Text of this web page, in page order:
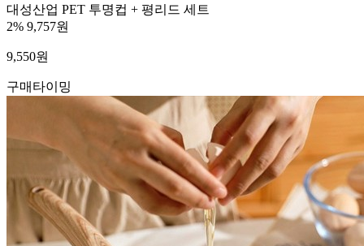
대성산업 PET 투명컵 + 평리드 세트
2% 9,757원
9,550원
구매타이밍